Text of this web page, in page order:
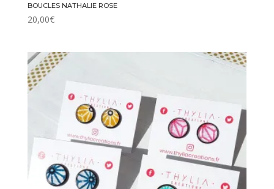
BOUCLES NATHALIE ROSE
20,00€